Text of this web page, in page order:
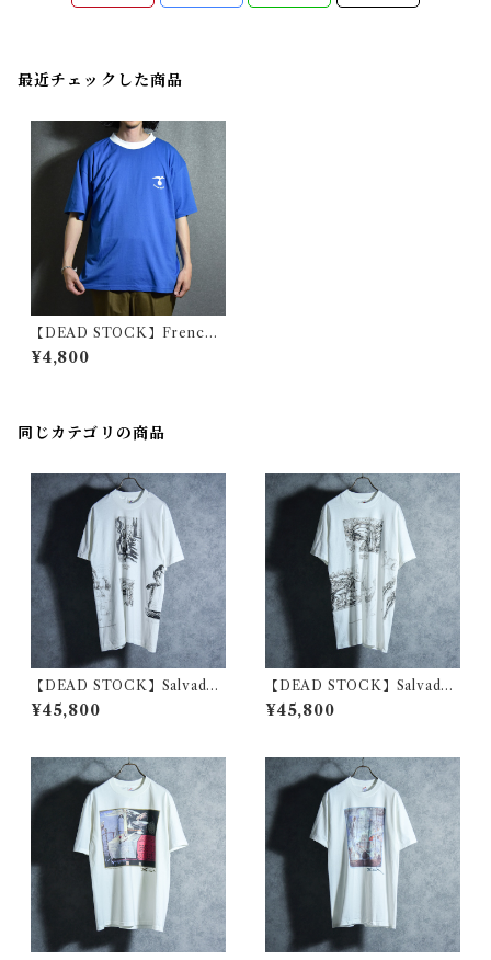
最近チェックした商品
【DEAD STOCK】French
Air force Ringer T-shirts
フランス軍 リンガー Tシャツ
¥4,800
同じカテゴリの商品
【DEAD STOCK】Salvador
Dali Malti Print T-Shirts サ
ルバドール・ダリ マルチプリ
¥45,800
【DEAD STOCK】Salvador
Dali Malti Print T-Shirts サ
ルバドール・ダリ マルチプリ
¥45,800